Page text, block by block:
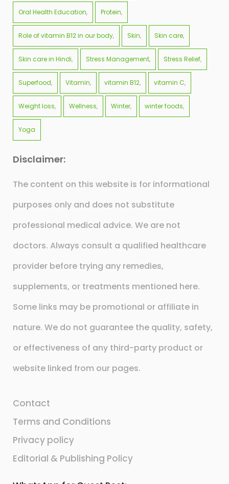
Oral Health Education Protein
Role of vitamin B12 in our body Skin Skin care
Skin care in Hindi Stress Management Stress Relief
Superfood Vitamin vitamin B12 vitamin C
Weight loss Wellness Winter winter foods
Yoga
Disclaimer:
The content on this website is for informational
purposes only and does not substitute
professional medical advice. We are not
doctors. Always consult a qualified healthcare
provider before trying any remedies,
supplements, or treatments mentioned here.
Some links may be promotional or affiliate in
nature. We do not guarantee the quality, safety,
or effectiveness of any third-party product or
website linked from our pages.
Contact
Terms and Conditions
Privacy policy
Editorial & Publishing Policy